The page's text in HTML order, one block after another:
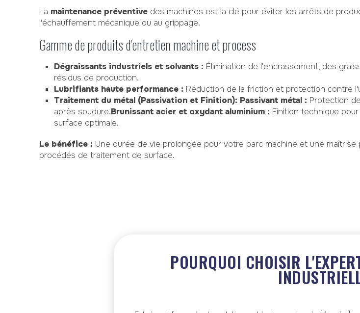
La maintenance préventive des machines est la clé pour éviter les arrêts de
l'échauffement mécanique ou au grippage.
Gamme de produits d'entretien machine et process
Dégraissants industriels et solvants : Élimination de l'encrassement, des
résidus de production.
Lubrifiants haute performance : Réduction de la friction et protection contre
Traitement du métal (Passivation et Finition): Passivant métal : Protection
après soudure.Brunissant acier et oxydant aluminium : Finition technique
surface optimale.
Le bénéfice : Une durée de vie prolongée pour votre parc machine et une maîtrise
procédés de traitement de surface.
POURQUOI CHOISIR